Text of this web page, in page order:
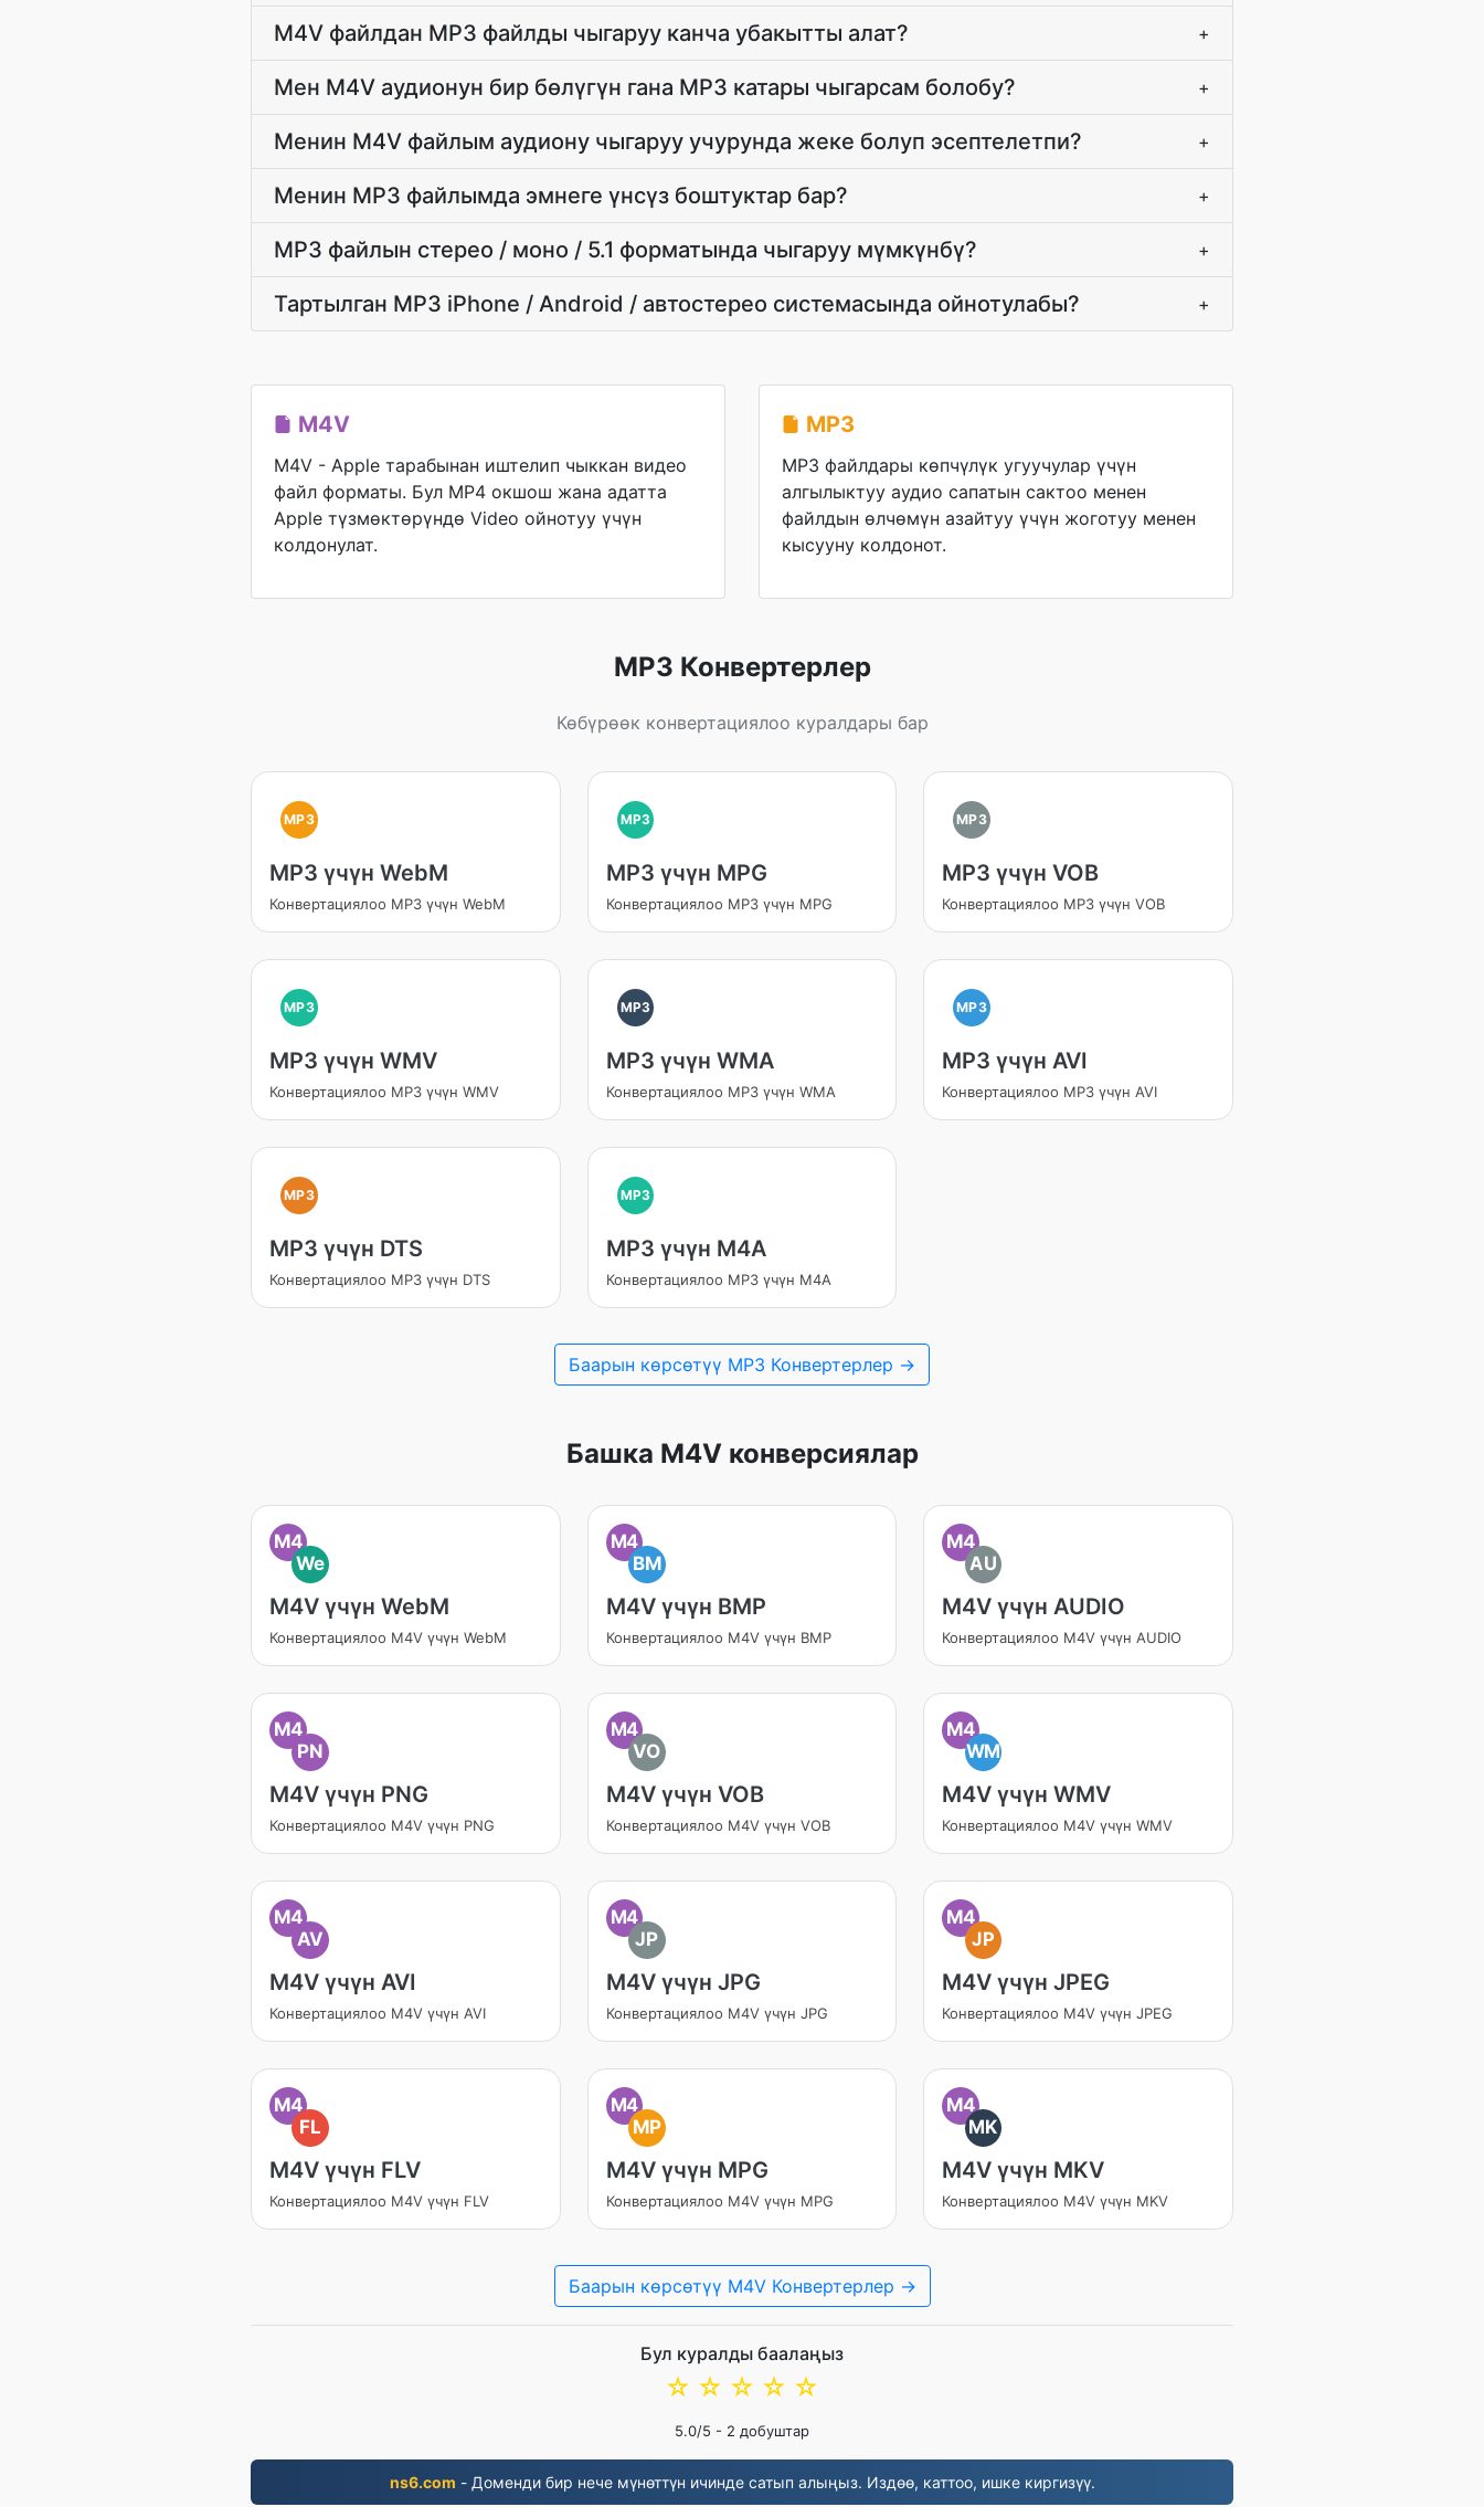
M4V файлдан MP3 файлды чыгаруу канча убакытты алат? +
Мен M4V аудионун бир бөлүгүн гана MP3 катары чыгарсам болобу? +
Менин M4V файлым аудиону чыгаруу учурунда жеке болуп эсептелетпи? +
Менин MP3 файлымда эмнеге үнсүз боштуктар бар? +
MP3 файлын стерео / моно / 5.1 форматында чыгаруу мүмкүнбү? +
Тартылган MP3 iPhone / Android / автостерео системасында ойнотулабы? +
M4V
M4V - Apple тарабынан иштелип чыккан видео
файл форматы. Бул MP4 окшош жана адатта
Apple түзмөктөрүндө Video ойнотуу үчүн
колдонулат.
MP3
MP3 файлдары көпчүлүк угуучулар үчүн
алгылыктуу аудио сапатын сактоо менен
файлдын өлчөмүн азайтуу үчүн жоготуу менен
кысууну колдонот.
MP3 Конвертерлер
Көбүрөөк конвертациялоо куралдары бар
MP3
MP3 үчүн WebM
Конвертациялоо MP3 үчүн WebM
MP3
MP3 үчүн MPG
Конвертациялоо MP3 үчүн MPG
MP3
MP3 үчүн VOB
Конвертациялоо MP3 үчүн VOB
MP3
MP3 үчүн WMV
Конвертациялоо MP3 үчүн WMV
MP3
MP3 үчүн WMA
Конвертациялоо MP3 үчүн WMA
MP3
MP3 үчүн AVI
Конвертациялоо MP3 үчүн AVI
MP3
MP3 үчүн DTS
Конвертациялоо MP3 үчүн DTS
MP3
MP3 үчүн M4A
Конвертациялоо MP3 үчүн M4A
Баарын көрсөтүү MP3 Конвертерлер →
Башка M4V конверсиялар
M4
We
M4V үчүн WebM
Конвертациялоо M4V үчүн WebM
M4
BM
M4V үчүн BMP
Конвертациялоо M4V үчүн BMP
M4
AU
M4V үчүн AUDIO
Конвертациялоо M4V үчүн AUDIO
M4
PN
M4V үчүн PNG
Конвертациялоо M4V үчүн PNG
M4
VO
M4V үчүн VOB
Конвертациялоо M4V үчүн VOB
M4
WM
M4V үчүн WMV
Конвертациялоо M4V үчүн WMV
M4
AV
M4V үчүн AVI
Конвертациялоо M4V үчүн AVI
M4
JP
M4V үчүн JPG
Конвертациялоо M4V үчүн JPG
M4
JP
M4V үчүн JPEG
Конвертациялоо M4V үчүн JPEG
M4
FL
M4V үчүн FLV
Конвертациялоо M4V үчүн FLV
M4
MP
M4V үчүн MPG
Конвертациялоо M4V үчүн MPG
M4
MK
M4V үчүн MKV
Конвертациялоо M4V үчүн MKV
Баарын көрсөтүү M4V Конвертерлер →
Бул куралды баалаңыз
☆
☆
☆
☆
☆
5.0/5 - 2 добуштар
ns6.com - Доменди бир нече мүнөттүн ичинде сатып алыңыз. Издөө, каттоо, ишке киргизүү.